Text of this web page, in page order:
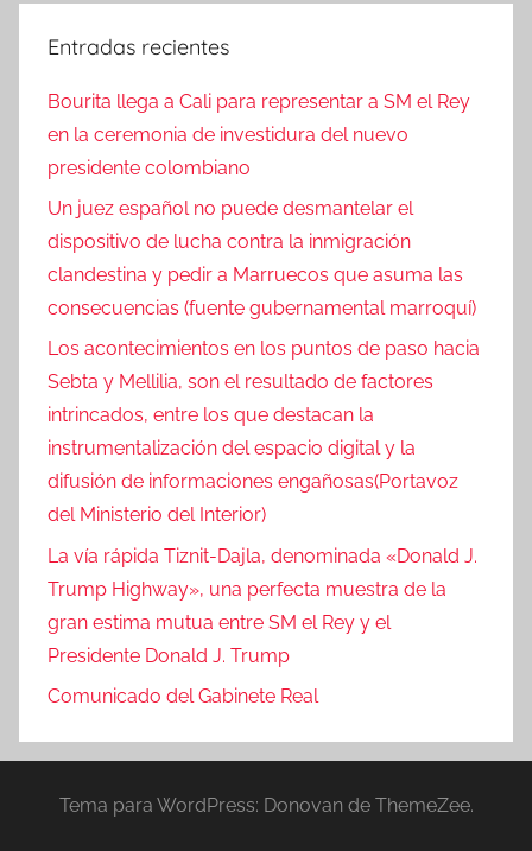
Entradas recientes
Bourita llega a Cali para representar a SM el Rey
en la ceremonia de investidura del nuevo
presidente colombiano
Un juez español no puede desmantelar el
dispositivo de lucha contra la inmigración
clandestina y pedir a Marruecos que asuma las
consecuencias (fuente gubernamental marroquí)
Los acontecimientos en los puntos de paso hacia
Sebta y Mellilia, son el resultado de factores
intrincados, entre los que destacan la
instrumentalización del espacio digital y la
difusión de informaciones engañosas(Portavoz
del Ministerio del Interior)
La vía rápida Tiznit-Dajla, denominada «Donald J.
Trump Highway», una perfecta muestra de la
gran estima mutua entre SM el Rey y el
Presidente Donald J. Trump
Comunicado del Gabinete Real
Tema para WordPress: Donovan de ThemeZee.